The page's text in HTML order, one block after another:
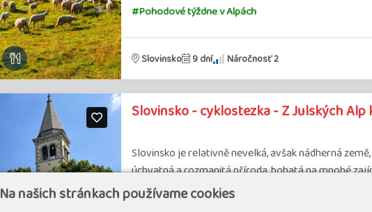
#Pohodové týždne v Alpách
Slovinsko 9 dní Náročnosť 2
Slovinsko - cyklostezka - Z Julských Alp
Slovinsko je relativně nevelká, avšak nádherná
úchvatná a rozmanitá příroda, bohatá na mnohé
Na našich stránkach používame cookies